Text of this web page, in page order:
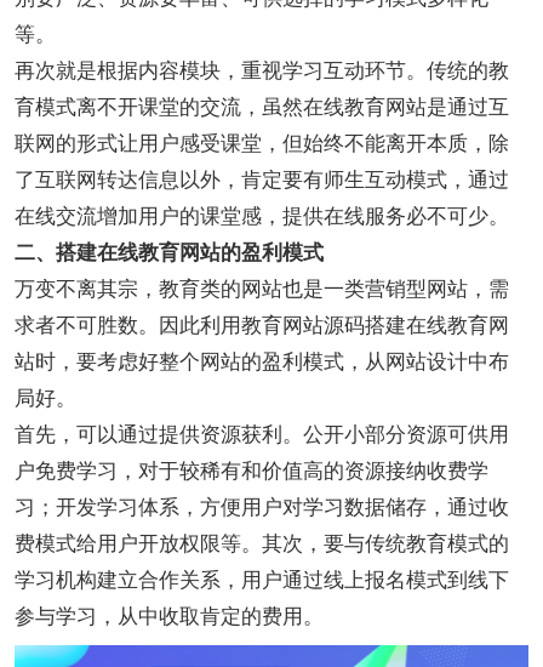
等。
再次就是根据内容模块，重视学习互动环节。传统的教
育模式离不开课堂的交流，虽然在线教育网站是通过互
联网的形式让用户感受课堂，但始终不能离开本质，除
了互联网转达信息以外，肯定要有师生互动模式，通过
在线交流增加用户的课堂感，提供在线服务必不可少。
二、搭建在线教育网站的盈利模式
万变不离其宗，教育类的网站也是一类营销型网站，需
求者不可胜数。因此利用教育网站源码搭建在线教育网
站时，要考虑好整个网站的盈利模式，从网站设计中布
局好。
首先，可以通过提供资源获利。公开小部分资源可供用
户免费学习，对于较稀有和价值高的资源接纳收费学
习；开发学习体系，方便用户对学习数据储存，通过收
费模式给用户开放权限等。其次，要与传统教育模式的
学习机构建立合作关系，用户通过线上报名模式到线下
参与学习，从中收取肯定的费用。